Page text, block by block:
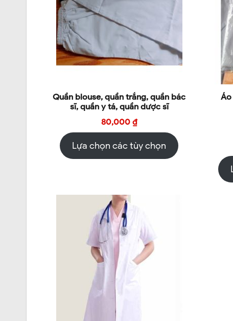
Quần blouse, quần trắng, quần bác
sĩ, quần y tá, quần dược sĩ
80,000₫
Lựa chọn các tùy chọn
Áo